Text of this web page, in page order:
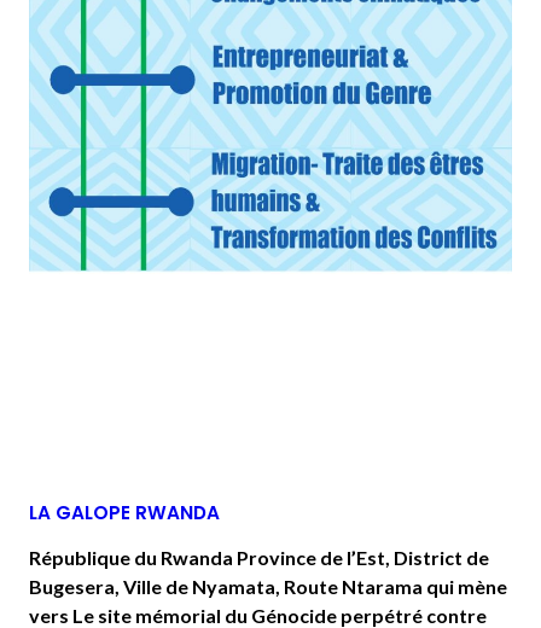
LA GALOPE RWANDA
République du Rwanda Province de l’Est, District de
Bugesera, Ville de Nyamata, Route Ntarama qui mène
vers Le site mémorial du Génocide perpétré contre